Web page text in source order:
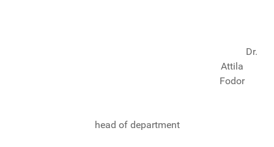
Dr.
Attila
Fodor
head of department